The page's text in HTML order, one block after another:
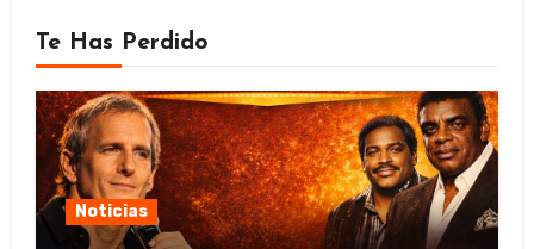
Te Has Perdido
Noticias